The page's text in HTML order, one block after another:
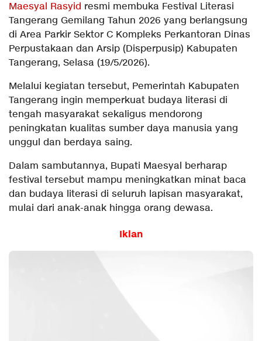
Maesyal Rasyid resmi membuka Festival Literasi
Tangerang Gemilang Tahun 2026 yang berlangsung
di Area Parkir Sektor C Kompleks Perkantoran Dinas
Perpustakaan dan Arsip (Disperpusip) Kabupaten
Tangerang, Selasa (19/5/2026).
Melalui kegiatan tersebut, Pemerintah Kabupaten
Tangerang ingin memperkuat budaya literasi di
tengah masyarakat sekaligus mendorong
peningkatan kualitas sumber daya manusia yang
unggul dan berdaya saing.
Dalam sambutannya, Bupati Maesyal berharap
festival tersebut mampu meningkatkan minat baca
dan budaya literasi di seluruh lapisan masyarakat,
mulai dari anak-anak hingga orang dewasa.
Iklan